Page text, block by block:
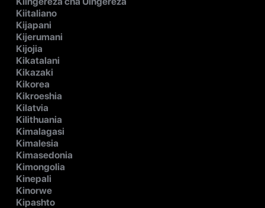
Kiitaliano
Kijapani
Kijerumani
Kijojia
Kikatalani
Kikazaki
Kikorea
Kikroeshia
Kilatvia
Kilithuania
Kimalagasi
Kimalesia
Kimasedonia
Kimongolia
Kinepali
Kinorwe
Kipashto